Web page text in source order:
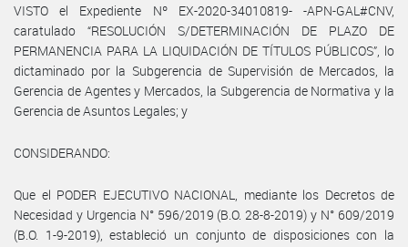
VISTO el Expediente Nº EX-2020-34010819- -APN-GAL#CNV,
caratulado “RESOLUCIÓN S/DETERMINACIÓN DE PLAZO DE
PERMANENCIA PARA LA LIQUIDACIÓN DE TÍTULOS PÚBLICOS”, lo
dictaminado por la Subgerencia de Supervisión de Mercados, la
Gerencia de Agentes y Mercados, la Subgerencia de Normativa y la
Gerencia de Asuntos Legales; y
CONSIDERANDO:
Que el PODER EJECUTIVO NACIONAL, mediante los Decretos de
Necesidad y Urgencia N° 596/2019 (B.O. 28-8-2019) y N° 609/2019
(B.O. 1-9-2019), estableció un conjunto de disposiciones con la